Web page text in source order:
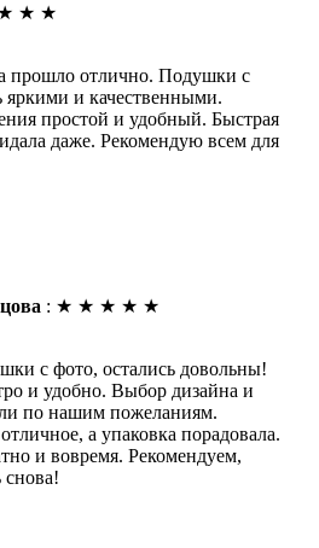
★ ★
прошло отлично. Подушки с
яркими и качественными.
простой и удобный. Быстрая
даже. Рекомендую всем для
: ★ ★ ★ ★ ★
с фото, остались довольны!
и удобно. Выбор дизайна и
по нашим пожеланиям.
а упаковка порадовала.
и вовремя. Рекомендуем,
снова!